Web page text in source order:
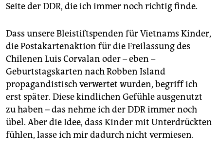
Seite der DDR, die ich immer noch richtig finde.
Dass unsere Bleistiftspenden für Vietnams Kinder,
die Postakartenaktion für die Freilassung des
Chilenen Luis Corvalan oder – eben –
Geburtstagskarten nach Robben Island
propagandistisch verwertet wurden, begriff ich
erst später. Diese kindlichen Gefühle ausgenutzt
zu haben – das nehme ich der DDR immer noch
übel. Aber die Idee, dass Kinder mit Unterdrückten
fühlen, lasse ich mir dadurch nicht vermiesen.